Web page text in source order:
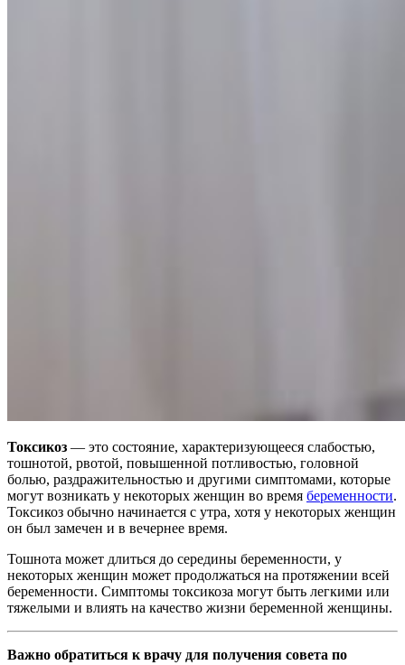
Токсикоз — это состояние, характеризующееся слабостью,
тошнотой, рвотой, повышенной потливостью, головной
болью, раздражительностью и другими симптомами, которые
могут возникать у некоторых женщин во время беременности.
Токсикоз обычно начинается с утра, хотя у некоторых женщин
он был замечен и в вечернее время.
Тошнота может длиться до середины беременности, у
некоторых женщин может продолжаться на протяжении всей
беременности. Симптомы токсикоза могут быть легкими или
тяжелыми и влиять на качество жизни беременной женщины.
Важно обратиться к врачу для получения совета по